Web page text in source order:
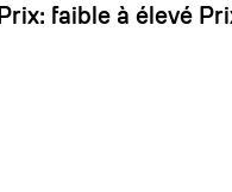
Prix: faible à élevé